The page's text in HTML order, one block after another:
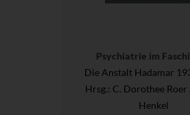
Psychiatrie im
Die Anstalt Hadamar
Hrsg.: C. Dorothee
Henkel